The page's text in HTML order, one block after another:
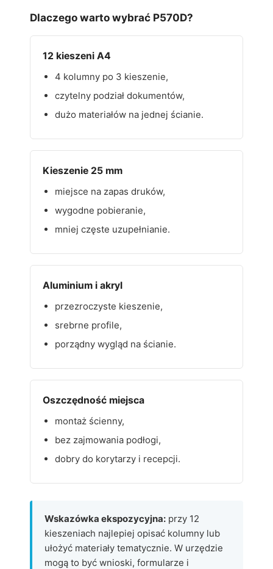
Dlaczego warto wybrać P570D?
12 kieszeni A4
4 kolumny po 3 kieszenie,
czytelny podział dokumentów,
dużo materiałów na jednej ścianie.
Kieszenie 25 mm
miejsce na zapas druków,
wygodne pobieranie,
mniej częste uzupełnianie.
Aluminium i akryl
przezroczyste kieszenie,
srebrne profile,
porządny wygląd na ścianie.
Oszczędność miejsca
montaż ścienny,
bez zajmowania podłogi,
dobry do korytarzy i recepcji.
Wskazówka ekspozycyjna: przy 12
kieszeniach najlepiej opisać kolumny lub
ułożyć materiały tematycznie. W urzędzie
mogą to być wnioski, formularze i